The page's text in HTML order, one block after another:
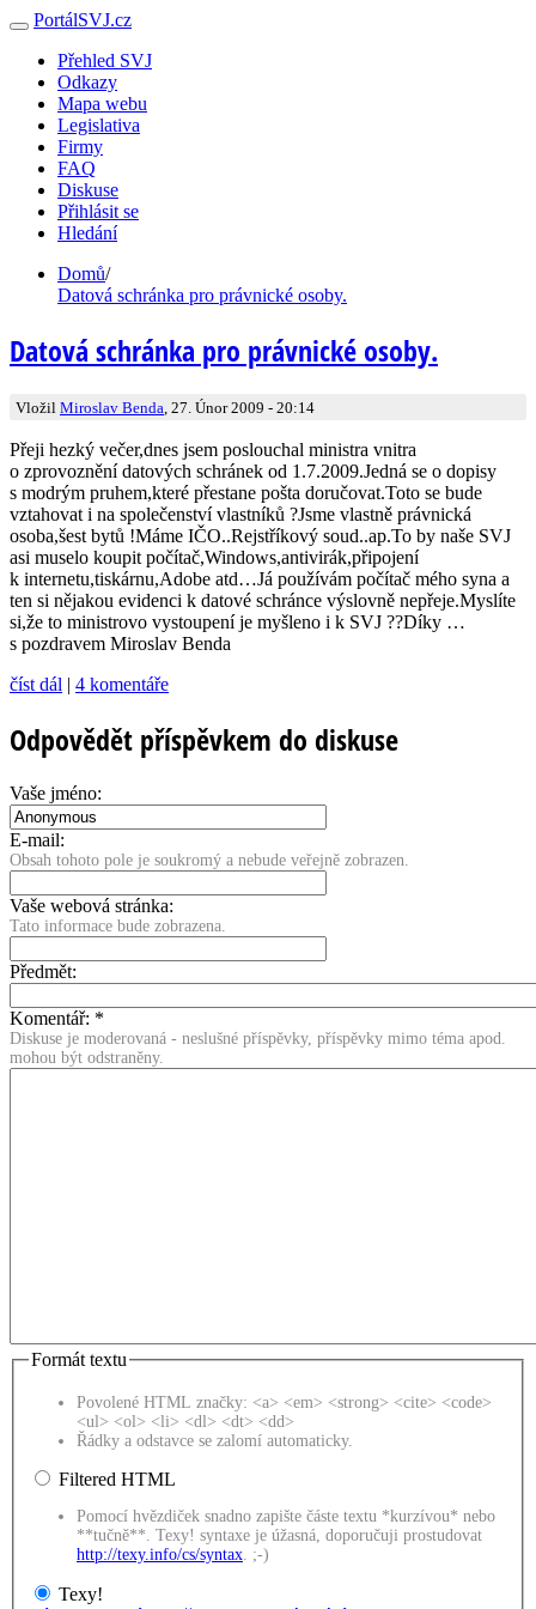
PortálSVJ.cz
Přehled SVJ
Odkazy
Mapa webu
Legislativa
Firmy
FAQ
Diskuse
Přihlásit se
Hledání
Domů/
Datová schránka pro právnické osoby.
Datová schránka pro právnické osoby.
Vložil Miroslav Benda , 27. Únor 2009 - 20:14
Přeji hezký večer,dnes jsem poslouchal ministra vnitra
o zprovoznění datových schránek od 1.7.2009.Jedná se o dopisy
s modrým pruhem,které přestane pošta doručovat.Toto se bude
vztahovat i na společenství vlastníků ?Jsme vlastně právnická
osoba,šest bytů !Máme IČO..Rejstříkový soud..ap.To by naše SVJ
asi muselo koupit počítač,Window­s,antivirák,při­pojení
k internetu,tis­kárnu,Adobe atd…Já používám počítač mého syna a
ten si nějakou evidenci k datové schránce výslovně nepřeje.Myslíte
si,že to ministrovo vystoupení je myšleno i k SVJ ??Díky …
s pozdravem Miroslav Benda
číst dál | 4 komentáře
Odpovědět příspěvkem do diskuse
Vaše jméno:
E-mail:
Obsah tohoto pole je soukromý a nebude veřejně zobrazen.
Vaše webová stránka:
Tato informace bude zobrazena.
Předmět:
Komentář: *
Diskuse je moderovaná - neslušné příspěvky, příspěvky mimo téma apod.
mohou být odstraněny.
Formát textu
Povolené HTML značky: <a> <em> <strong> <cite> <code>
<ul> <ol> <li> <dl> <dt> <dd>
Řádky a odstavce se zalomí automaticky.
Filtered HTML
Pomocí hvězdiček snadno zapište částe textu *kurzívou* nebo
**tučně**. Texy! syntaxe je úžasná, doporučuji prostudovat
http://texy.info/cs/syntax. ;-)
Texy!